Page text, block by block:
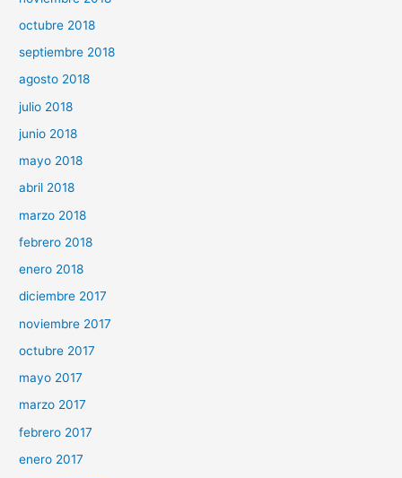
octubre 2018
septiembre 2018
agosto 2018
julio 2018
junio 2018
mayo 2018
abril 2018
marzo 2018
febrero 2018
enero 2018
diciembre 2017
noviembre 2017
octubre 2017
mayo 2017
marzo 2017
febrero 2017
enero 2017